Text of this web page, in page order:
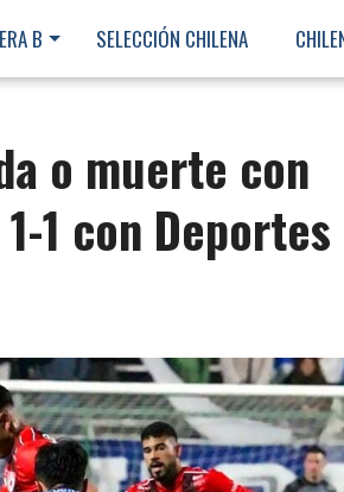
B SELECCIÓN CHILENA
o muerte con
1 con Deportes